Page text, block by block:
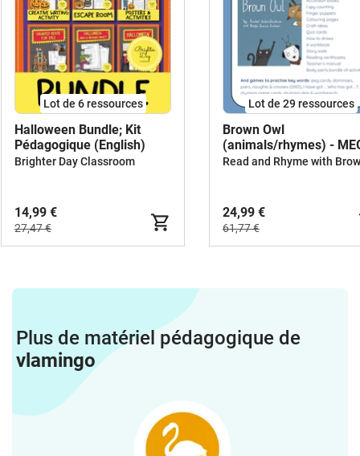
Lot de 6 ressources
Halloween Bundle; Kit
Pédagogique (English)
Brighter Day Classroom
14,99 €
27,47 €
Lot de 29 ressources
Brown Owl
(animals/rhymes) -
BUNDLE
24,99 €
61,77 €
Plus de matériel pédagogique de
vlamingo